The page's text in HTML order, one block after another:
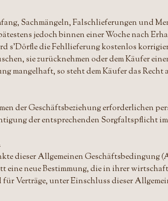
Sachmängeln, Falschlieferungen und
jedoch binnen einer Woche nach
s'Dörfle die Fehllieferung kostenlos
sie zurücknehmen oder dem Käufer
mangelhaft, so steht dem Käufer das
der Geschäftsbeziehung erforderlichen
der entsprechenden Sorgfaltspflicht
dieser Allgemeinen
eine neue Bestimmung, die in ihrer
Verträge, unter Einschluss dieser